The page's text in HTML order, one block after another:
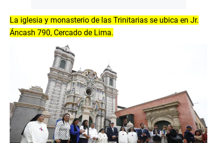
La iglesia y monasterio de las Trinitarias se ubica en Jr.
Áncash 790, Cercado de Lima.